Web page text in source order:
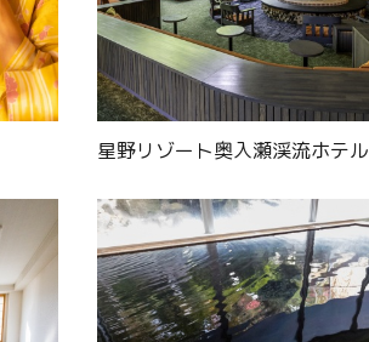
星野リゾート奥入瀬渓流ホテル